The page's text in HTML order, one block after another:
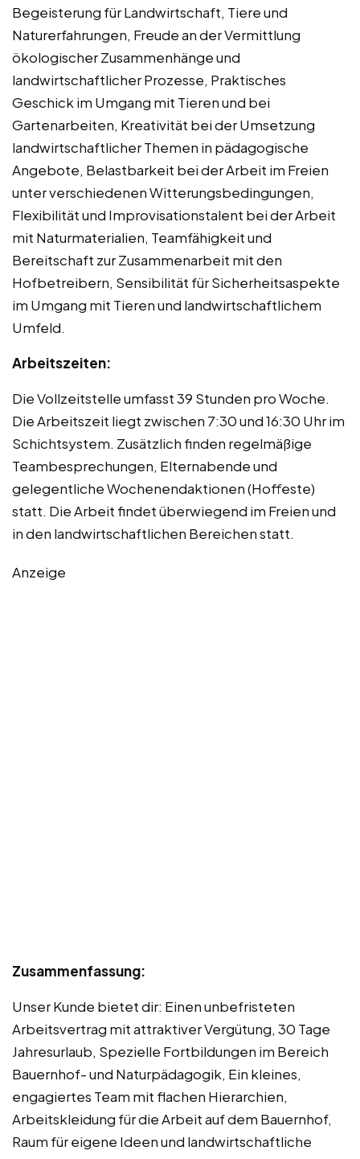
Begeisterung für Landwirtschaft, Tiere und
Naturerfahrungen, Freude an der Vermittlung
ökologischer Zusammenhänge und
landwirtschaftlicher Prozesse, Praktisches
Geschick im Umgang mit Tieren und bei
Gartenarbeiten, Kreativität bei der Umsetzung
landwirtschaftlicher Themen in pädagogische
Angebote, Belastbarkeit bei der Arbeit im Freien
unter verschiedenen Witterungsbedingungen,
Flexibilität und Improvisationstalent bei der Arbeit
mit Naturmaterialien, Teamfähigkeit und
Bereitschaft zur Zusammenarbeit mit den
Hofbetreibern, Sensibilität für Sicherheitsaspekte
im Umgang mit Tieren und landwirtschaftlichem
Umfeld.
Arbeitszeiten:
Die Vollzeitstelle umfasst 39 Stunden pro Woche.
Die Arbeitszeit liegt zwischen 7:30 und 16:30 Uhr im
Schichtsystem. Zusätzlich finden regelmäßige
Teambesprechungen, Elternabende und
gelegentliche Wochenendaktionen (Hoffeste)
statt. Die Arbeit findet überwiegend im Freien und
in den landwirtschaftlichen Bereichen statt.
Anzeige
Zusammenfassung:
Unser Kunde bietet dir: Einen unbefristeten
Arbeitsvertrag mit attraktiver Vergütung, 30 Tage
Jahresurlaub, Spezielle Fortbildungen im Bereich
Bauernhof- und Naturpädagogik, Ein kleines,
engagiertes Team mit flachen Hierarchien,
Arbeitskleidung für die Arbeit auf dem Bauernhof,
Raum für eigene Ideen und landwirtschaftliche